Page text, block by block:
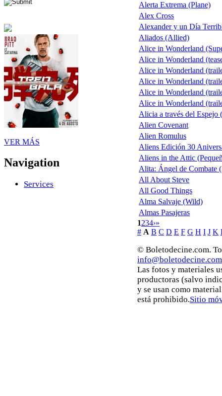
VER MÁS
Navigation
Services
Alerta Extrema (Plane)
Alex Cross
Alexander y un Día
Aliados (Allied)
Alice in Wonderland
Alice in Wonderland
Alice in Wonderland
Alice in Wonderland
Alice in Wonderland
Alice in Wonderland
Alicia a través del
Alien Covenant
Alien Romulus
Aliens Edición 30
Aliens in the Attic
Alita: Ángel de Combate
All About Steve
All Good Things
Alma Salvaje (Wild)
Almas Pasajeras
1234›»
# A B C D E F G H I J K
© Boletodecine.com.
info@boletodecine.com
Las fotos y materiales
productoras (salvo
y se usan como
está prohibido.Sitio